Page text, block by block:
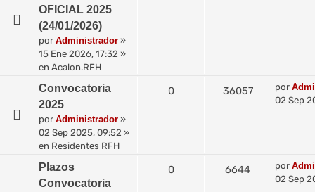
OFICIAL 2025
(24/01/2026)
por Administrador »
15 Ene 2026, 17:32 »
en Acalon.RFH
Convocatoria
2025
por Administrador »
02 Sep 2025, 09:52 »
en Residentes RFH
0 36057 por
02 Sep
Plazos
Convocatoria
0 6644 por
02 Sep